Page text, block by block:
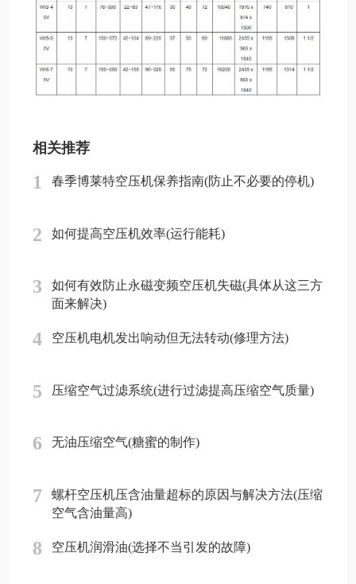
相关推荐
1 春季博莱特空压机保养指南(防止不必要的停机)
2 如何提高空压机效率(运行能耗)
3
如何有效防止永磁变频空压机失磁(具体从这三方
面来解决)
4 空压机电机发出响动但无法转动(修理方法)
5 压缩空气过滤系统(进行过滤提高压缩空气质量)
6 无油压缩空气(糖蜜的制作)
7
螺杆空压机压含油量超标的原因与解决方法(压缩
空气含油量高)
8 空压机润滑油(选择不当引发的故障)